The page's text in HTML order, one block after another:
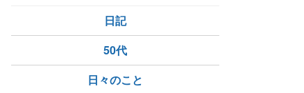
日記
50代
日々のこと